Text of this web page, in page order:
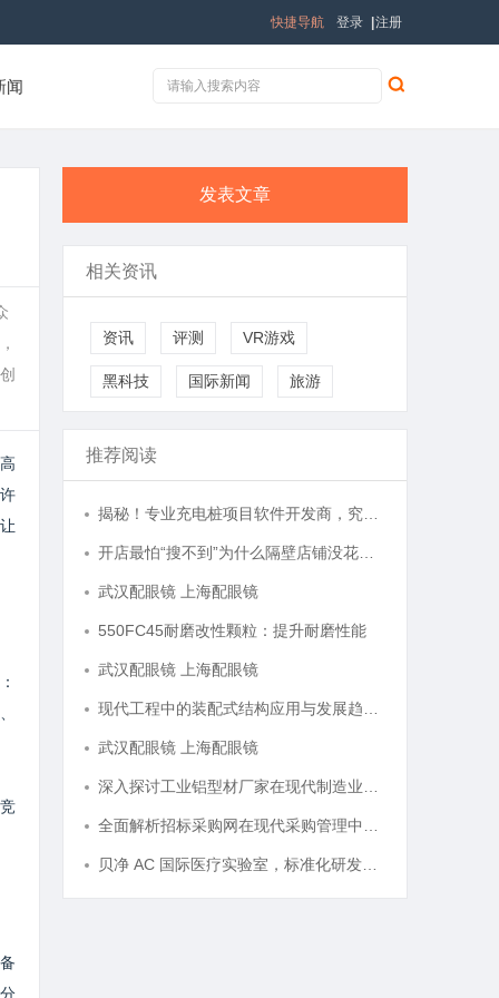
登录 注册
快捷导航
闻
发表文章
相关资讯
资讯 评测 VR游戏
黑科技 国际新闻 旅游
推荐阅读
武汉配眼镜 上海配眼镜
550FC45耐磨改性颗粒：提升耐磨性能
武汉配眼镜 上海配眼镜
武汉配眼镜 上海配眼镜